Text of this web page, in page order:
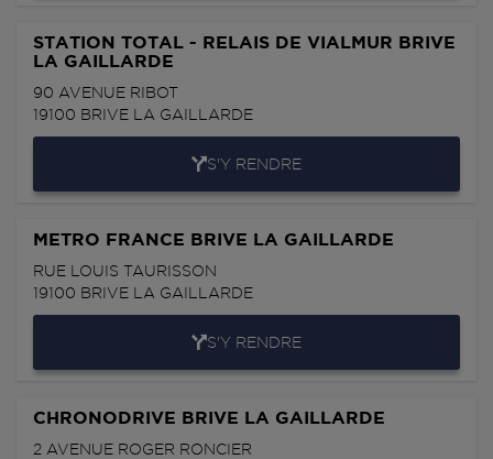
STATION TOTAL - RELAIS DE VIALMUR BRIVE
LA GAILLARDE
90 AVENUE RIBOT
19100 BRIVE LA GAILLARDE
S'Y RENDRE
METRO FRANCE BRIVE LA GAILLARDE
RUE LOUIS TAURISSON
19100 BRIVE LA GAILLARDE
S'Y RENDRE
CHRONODRIVE BRIVE LA GAILLARDE
2 AVENUE ROGER RONCIER